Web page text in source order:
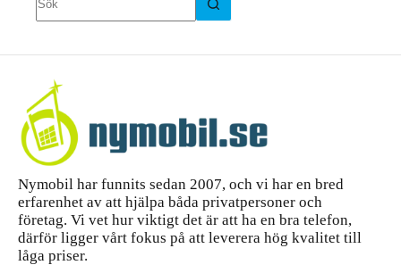
resultat
Nymobil har funnits sedan 2007, och vi har en bred
erfarenhet av att hjälpa båda privatpersoner och
företag. Vi vet hur viktigt det är att ha en bra telefon,
därför ligger vårt fokus på att leverera hög kvalitet till
låga priser.